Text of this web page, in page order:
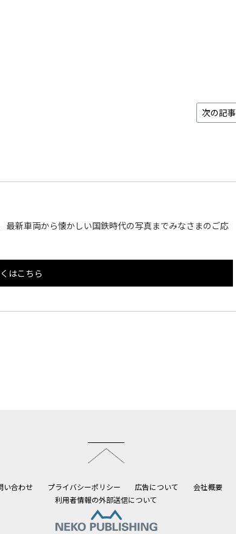
次の記事
最新車両から懐かしい国鉄時代の写真までみなさまのご応
はこちら
い合わせ プライバシーポリシー 広告について
会社概要
利用者情報の外部送信について